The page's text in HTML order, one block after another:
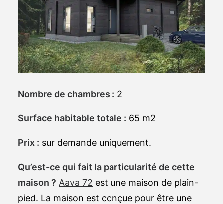
Nombre de chambres : 2
Surface habitable totale : 65 m2
Prix : sur demande uniquement.
Qu’est-ce qui fait la particularité de cette
maison ? Aava 72 est une maison de plain-
pied. La maison est conçue pour être une